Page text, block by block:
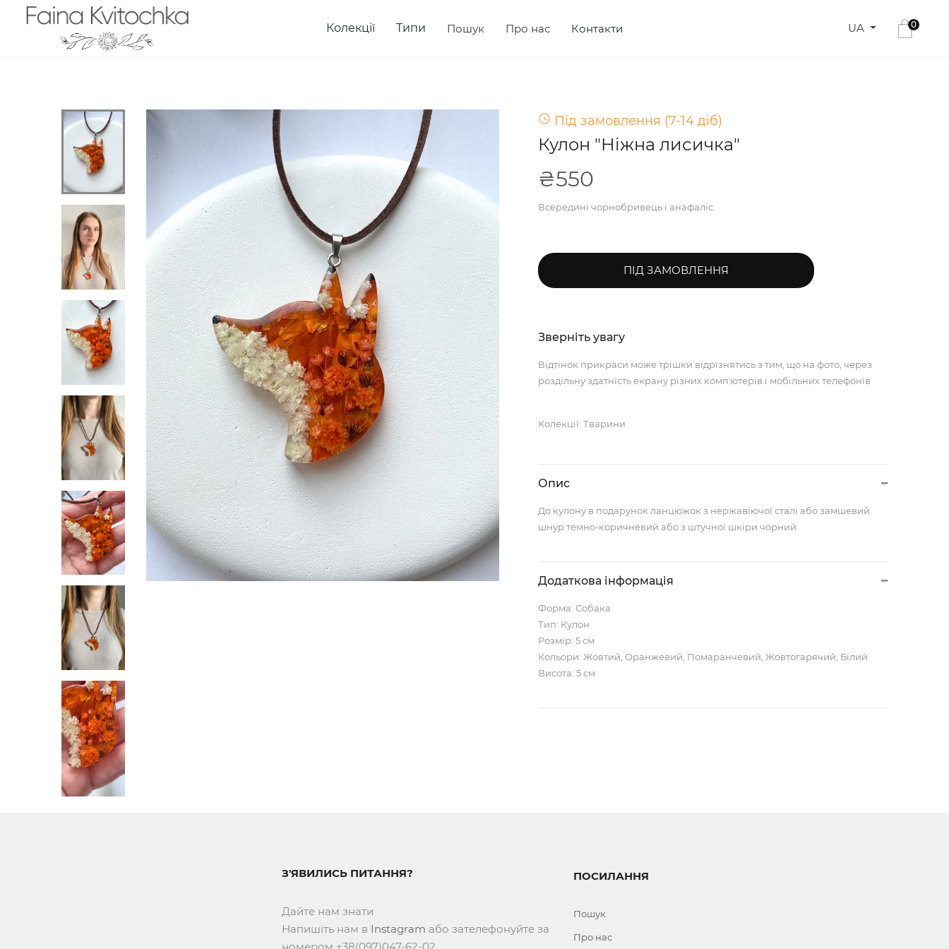
Колекції Типи Пошук Про нас Контакти UA 0
Під замовлення (7-14 діб)
Кулон "Ніжна лисичка"
₴550
Всередині чорнобривець і анафаліс.
ПІД ЗАМОВЛЕННЯ
Зверніть увагу
Відтінок прикраси може трішки відрізнятись з тим, що на фото, через
роздільну здатність екрану різних компʼютерів і мобільних телефонів
Колекції: Тварини
Опис
До кулону в подарунок ланцюжок з нержавіючої сталі або замшевий
шнур темно-коричневий або з штучної шкіри чорний.
Додаткова інформація
Форма: Собака
Тип: Кулон
Розмір: 5 см
Кольори: Жовтий, Оранжевий, Помаранчевий, Жовтогарячий, Білий
Висота: 5 см
З'ЯВИЛИСЬ ПИТАННЯ?
Дайте нам знати
Напишіть нам в Instagram або зателефонуйте за
номером +38(097)047-62-02
ПОСИЛАННЯ
Пошук
Про нас